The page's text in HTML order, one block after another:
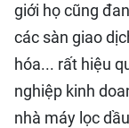
giới họ cũng
các sàn giao
hóa... rất hiệu
nghiệp kinh
nhà máy lọc